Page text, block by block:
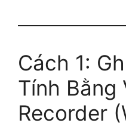
Cách 1:
Tính Bằng
Recorder